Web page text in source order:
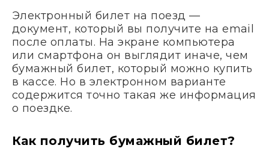
Электронный билет на поезд —
документ, который вы получите на email
после оплаты. На экране компьютера
или смартфона он выглядит иначе, чем
бумажный билет, который можно купить
в кассе. Но в электронном варианте
содержится точно такая же информация
о поездке.
Как получить бумажный билет?